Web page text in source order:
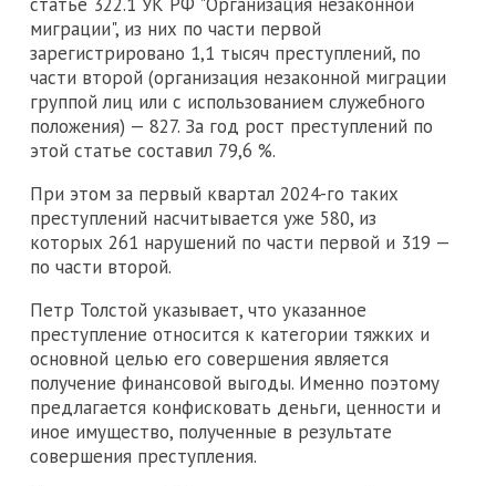
миграции", из них по части первой
зарегистрировано 1,1 тысяч преступлений, по
части второй (организация незаконной миграции
группой лиц или с использованием служебного
положения) — 827. За год рост преступлений по
этой статье составил 79,6 %.
При этом за первый квартал 2024-го таких
преступлений насчитывается уже 580, из
которых 261 нарушений по части первой и 319 —
по части второй.
Петр Толстой указывает, что указанное
преступление относится к категории тяжких и
основной целью его совершения является
получение финансовой выгоды. Именно поэтому
предлагается конфисковать деньги, ценности и
иное имущество, полученные в результате
совершения преступления.